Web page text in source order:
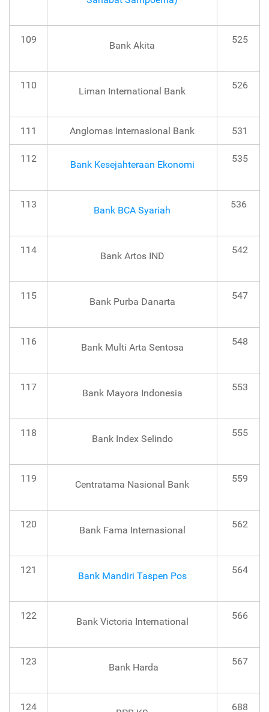
109
Bank Akita
525
110
Liman International Bank
526
111 Anglomas Internasional Bank 531
112
Bank Kesejahteraan Ekonomi
535
113
Bank BCA Syariah
536
114
Bank Artos IND
542
115
Bank Purba Danarta
547
116
Bank Multi Arta Sentosa
548
117
Bank Mayora Indonesia
553
118
Bank Index Selindo
555
119
Centratama Nasional Bank
559
120
Bank Fama Internasional
562
121
Bank Mandiri Taspen Pos
564
122
Bank Victoria International
566
123
Bank Harda
567
124 688